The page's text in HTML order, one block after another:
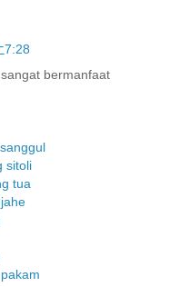
7:28
bermanfaat
sitoli
tua